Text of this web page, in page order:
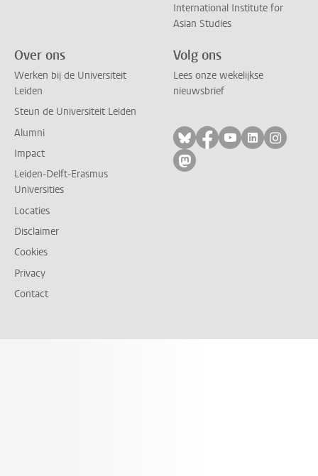
International Institute for
Asian Studies
Over ons
Werken bij de Universiteit
Leiden
Steun de Universiteit Leiden
Alumni
Impact
Leiden-Delft-Erasmus
Universities
Locaties
Disclaimer
Cookies
Privacy
Contact
Volg ons
Lees onze wekelijkse
nieuwsbrief
Volg ons op bluesky
Volg ons op
Volg ons op
Volg ons
Volg
Volg ons op mastodon